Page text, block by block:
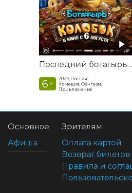
Последний богатырь. Колобок
6 +
2026, Россия
Комедия, Фэнтези,
Приключения
Основное
Афиша
Зрителям
Оплата картой
Возврат билетов
Правила и